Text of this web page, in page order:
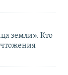
земли». Кто